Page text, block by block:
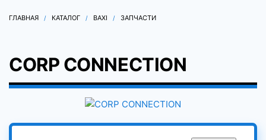
ГЛАВНАЯ КАТАЛОГ BAXI ЗАПЧАСТИ
CORP CONNECTION